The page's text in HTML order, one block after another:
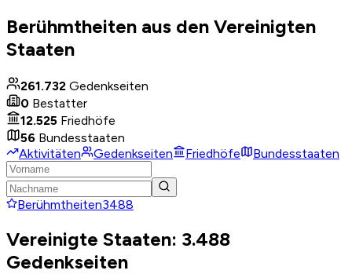
Berühmtheiten aus den Vereinigten
Staaten
261.732 Gedenkseiten
0 Bestatter
12.525 Friedhöfe
56 Bundesstaaten
Aktivitäten
Gedenkseiten Friedhöfe Bundesstaaten
Berühmtheiten3488
Vereinigte Staaten: 3.488
Gedenkseiten